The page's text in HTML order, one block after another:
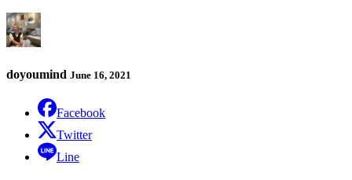
doyoumind June 16, 2021
Facebook
Twitter
Line